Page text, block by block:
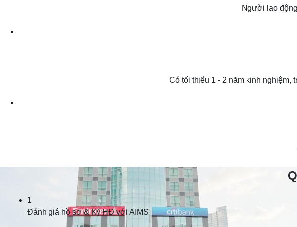
Người lao
Có tối thiểu 1 - 2 năm kinh nghiệm,
1
Đánh giá hồ sơ & Ký HĐ với AIMS